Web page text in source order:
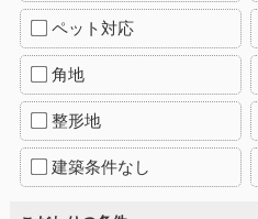
ペット対応
角地
整形地
建築条件なし